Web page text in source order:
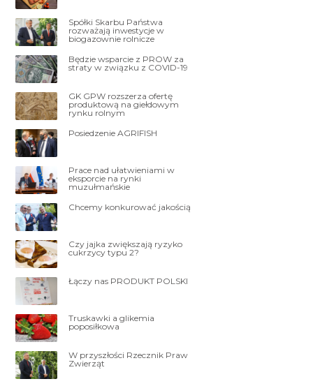
Spółki Skarbu Państwa
rozważają inwestycje w
biogazownie rolnicze
Będzie wsparcie z PROW za
straty w związku z COVID-19
GK GPW rozszerza ofertę
produktową na giełdowym
rynku rolnym
Posiedzenie AGRIFISH
Prace nad ułatwieniami w
eksporcie na rynki
muzułmańskie
Chcemy konkurować jakością
Czy jajka zwiększają ryzyko
cukrzycy typu 2?
Łączy nas PRODUKT POLSKI
Truskawki a glikemia
poposiłkowa
W przyszłości Rzecznik Praw
Zwierząt